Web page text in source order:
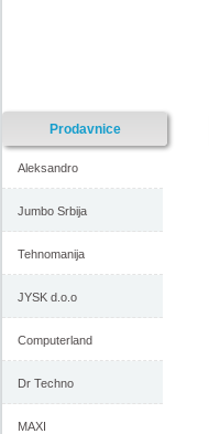
Prodavnice
Aleksandro
Jumbo Srbija
Tehnomanija
JYSK d.o.o
Computerland
Dr Techno
MAXI